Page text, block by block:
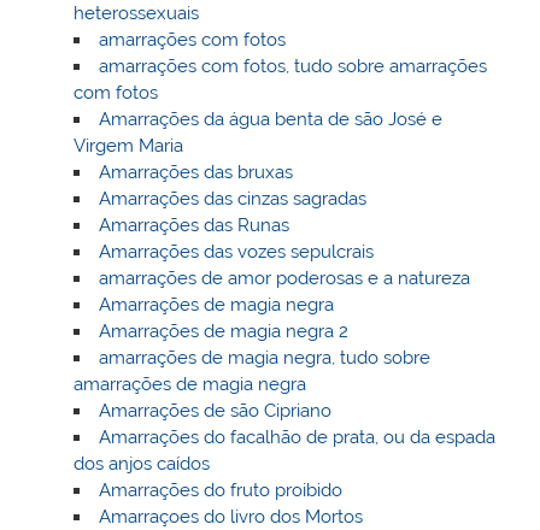
heterossexuais
amarrações com fotos
amarrações com fotos, tudo sobre amarrações
com fotos
Amarrações da água benta de são José e
Virgem Maria
Amarrações das bruxas
Amarrações das cinzas sagradas
Amarrações das Runas
Amarrações das vozes sepulcrais
amarrações de amor poderosas e a natureza
Amarrações de magia negra
Amarrações de magia negra 2
amarrações de magia negra, tudo sobre
amarrações de magia negra
Amarrações de são Cipriano
Amarrações do facalhão de prata, ou da espada
dos anjos caídos
Amarrações do fruto proibido
Amarraçoes do livro dos Mortos